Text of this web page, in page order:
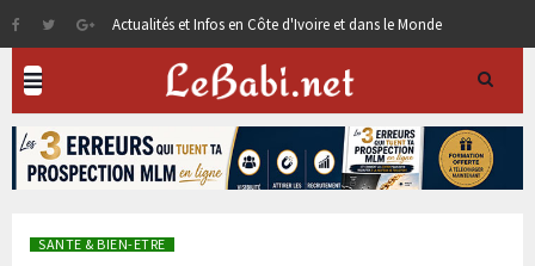
Actualités et Infos en Côte d'Ivoire et dans le Monde
SANTE & BIEN-ETRE